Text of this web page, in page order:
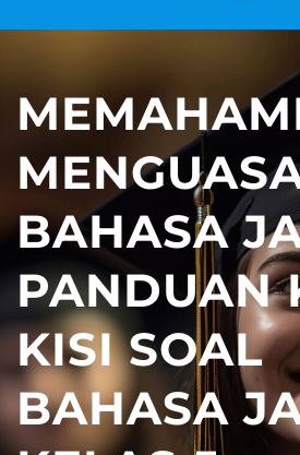
BAHASA
PANDUAN
KISI SOAL
BAHASA